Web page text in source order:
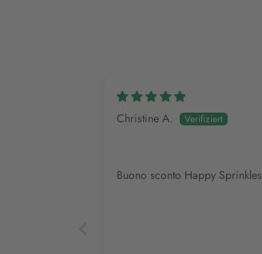
Christine A.
Buono sconto Happy Sprinkles